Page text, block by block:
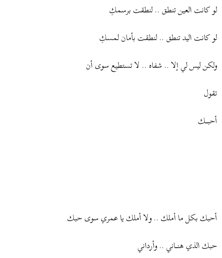
لو كانت العين تنطق .. لنطقت برسمكِ
لو كانت اليد تنطق .. لنطقت بأمان لمسكِ
ولكن ليس لي إلا .. شفاه .. لا تستطيع سوى أن
تقول
أحبــــك
أحبك بكل ما أملك .. ولا أملك يا عمري سوى حبك
حبك الذي هنــــاني .. وأرداني